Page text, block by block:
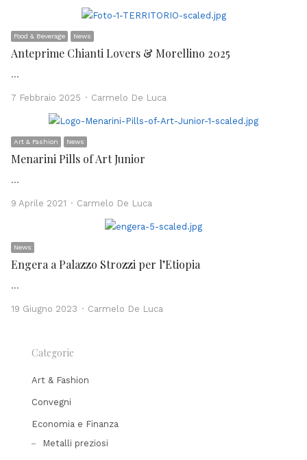
Food & Beverage News
Anteprime Chianti Lovers & Morellino 2025
…
7 Febbraio 2025 Author
Carmelo De Luca
Art & Fashion News
Menarini Pills of Art Junior
…
9 Aprile 2021 Author
Carmelo De Luca
News
Engera a Palazzo Strozzi per l’Etiopia
…
19 Giugno 2023 Author
Carmelo De Luca
Categorie
Art & Fashion
Convegni
Economia e Finanza
Metalli preziosi